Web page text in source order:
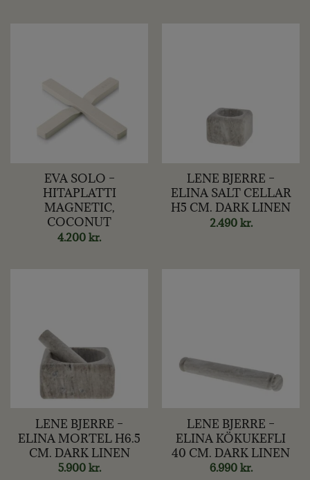
EVA SOLO –
HITAPLATTI
MAGNETIC,
COCONUT
4.200 kr.
LENE BJERRE –
ELINA SALT CELLAR
H5 CM. DARK LINEN
2.490 kr.
LENE BJERRE –
ELINA MORTEL H6.5
CM. DARK LINEN
5.900 kr.
LENE BJERRE –
ELINA KÖKUKEFLI
40 CM. DARK LINEN
6.990 kr.